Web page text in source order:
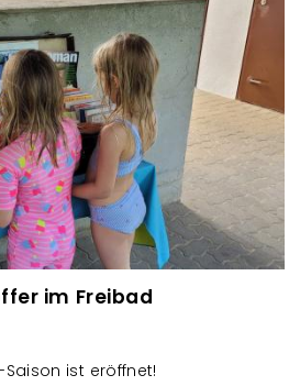
im Freibad
ist eröffnet!